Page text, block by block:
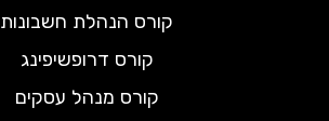
קורס הנהלת חשבונות
קורס דרופשיפינג
קורס מנהל עסקים